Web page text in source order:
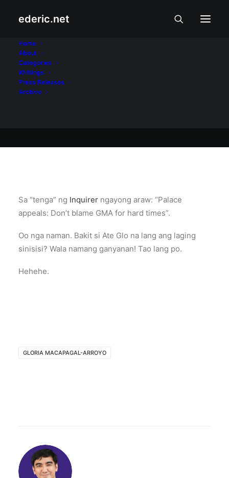
ederic.net
Home
About
Categories
Writings
Press Releases
Archive
Walang sisihan
Sa “tenga” ng Inquirer ngayong araw: “Palace
appeals: Don’t blame GMA for hard times”.
Oo nga naman. Bakit si Ate Glo na lang ang laging
sinisisi? Wala namang ganyanan! Tao lang po.
Hehehe.
GLORIA MACAPAGAL-ARROYO